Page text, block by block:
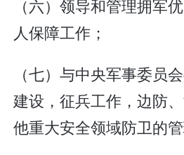
（六）领导和管理拥军
人保障工作；
（七）与中央军事委员
建设，征兵工作，边防
他重大安全领域防卫的管